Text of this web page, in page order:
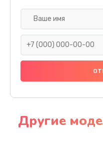
Ремонт
Ремонт
Другие